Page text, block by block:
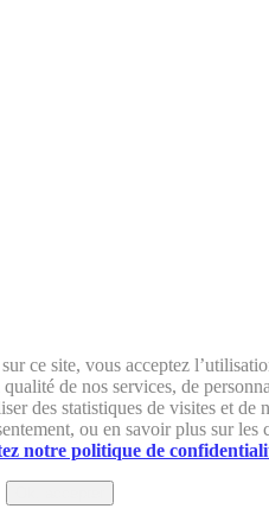
ce site, vous acceptez
de nos services, de
des statistiques de visites et de
ou en savoir plus sur les
notre politique de